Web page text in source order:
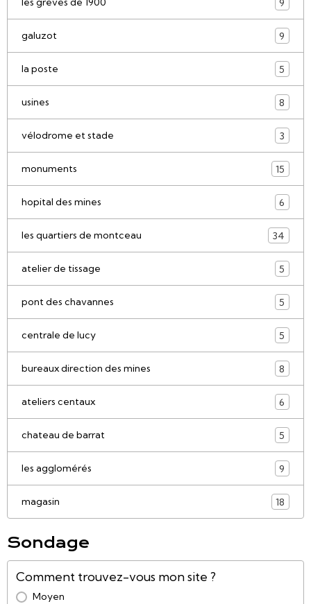
9
galuzot 9
la poste 5
usines 8
vélodrome et stade 3
monuments 15
hopital des mines 6
les quartiers de montceau 34
atelier de tissage 5
pont des chavannes 5
centrale de lucy 5
bureaux direction des mines 8
ateliers centaux 6
chateau de barrat 5
les agglomérés 9
magasin 18
Sondage
Comment trouvez-vous mon site ?
Moyen